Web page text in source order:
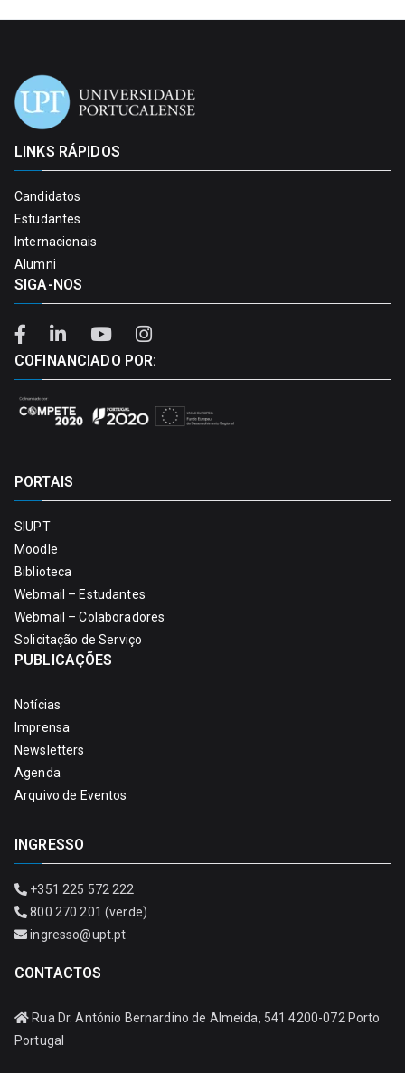
LINKS RÁPIDOS
Candidatos
Estudantes
Internacionais
Alumni
SIGA-NOS
COFINANCIADO POR:
PORTAIS
SIUPT
Moodle
Biblioteca
Webmail – Estudantes
Webmail – Colaboradores
Solicitação de Serviço
PUBLICAÇÕES
Notícias
Imprensa
Newsletters
Agenda
Arquivo de Eventos
INGRESSO
+351 225 572 222
800 270 201 (verde)
ingresso@upt.pt
CONTACTOS
Rua Dr. António Bernardino de Almeida, 541 4200-072 Porto
Portugal